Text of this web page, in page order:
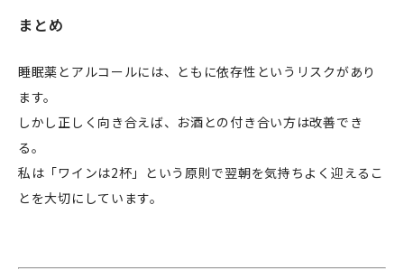
企業情報
まとめ
睡眠薬とアルコールには、ともに依存性というリスクがあり
ます。
しかし正しく向き合えば、お酒との付き合い方は改善でき
る。
私は「ワインは2杯」という原則で翌朝を気持ちよく迎えるこ
とを大切にしています。